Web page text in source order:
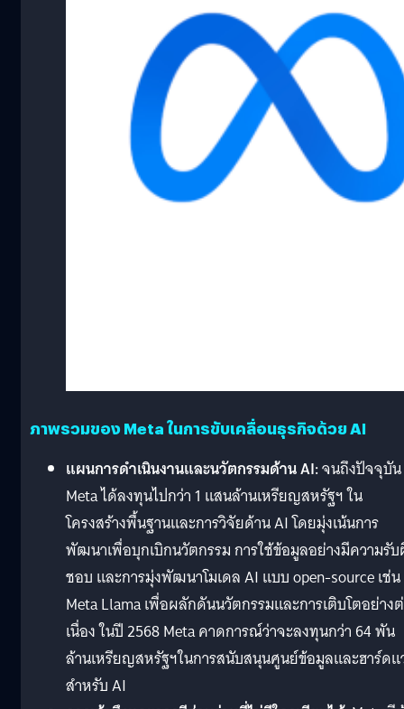
ภาพรวมของ Meta ในการขับเคลื่อนธุรกิจด้วย AI
แผนการดำเนินงานและนวัตกรรมด้าน AI:จนถึงปัจจุบัน
Meta ได้ลงทุนไปกว่า 1 แสนล้านเหรียญสหรัฐฯ ใน
โครงสร้างพื้นฐานและการวิจัยด้าน AI โดยมุ่งเน้นการ
พัฒนาเพื่อบุกเบิกนวัตกรรม การใช้ข้อมูลอย่างมีความรั
ชอบ และการมุ่งพัฒนาโมเดล AI แบบ open-source เช่น
Meta Llama เพื่อผลักดันนวัตกรรมและการเติบโตอย่าง
เนื่อง ในปี 2568 Meta คาดการณ์ว่าจะลงทุนกว่า 64 พัน
ล้านเหรียญสหรัฐฯในการสนับสนุนศูนย์ข้อมูลและฮาร์ดแ
สำหรับ AI